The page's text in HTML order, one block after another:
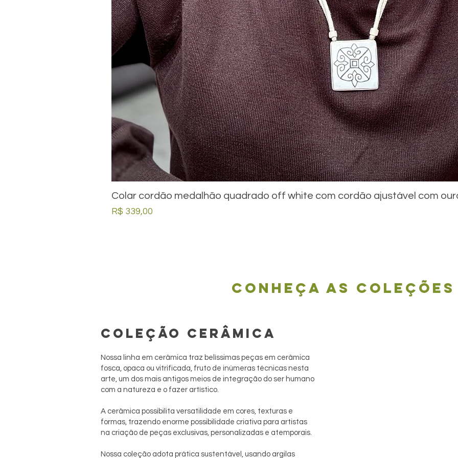
Visualização rápida
Colar cordão medalhão quadrado off white com cordão ajustável com
Preço
R$ 339,00
Conheça as coleções
COLEÇÃO CERÂMICA
Nossa linha em cerâmica traz belíssimas peças em cerâmica
fosca, opaca ou vitrificada, fruto de inúmeras técnicas nesta
arte, um dos mais antigos meios de integração do ser humano
com a natureza e o fazer artístico.
A cerâmica possibilita versatilidade em cores, texturas e
formas, trazendo enorme possibilidade criativa para artistas
na criação de peças exclusivas, personalizadas e atemporais.
Nossa coleção adota prática sustentável, usando argilas